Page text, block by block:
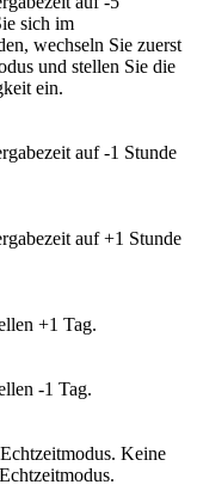
sich im
wechseln Sie zuerst
und stellen Sie die
ein.
auf -1 Stunde
auf +1 Stunde
+1 Tag.
-1 Tag.
Keine